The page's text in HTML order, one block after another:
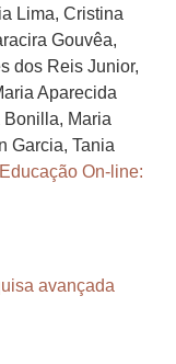
Lima, Cristina
Gouvêa,
dos Reis Junior,
Aparecida
Maria
Garcia, Tania
Educação On-line:
avançada